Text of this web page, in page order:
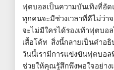
ฟุตบอลเป็นความบันเทิงที่อัด
ทุกคนจะมีช่วงเวลาที่ดีไม่ว่า
จะไม่มีใครได้รองเท้าฟุตบ
เสื้อโค้ท สิ่งนี้กลายเป็นคำ
วันนี้เรามีการแข่งขันฟุตบอ
ช่วยให้คุณรู้สึกพึงพอใจอย่า